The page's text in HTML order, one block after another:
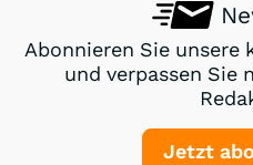
Abonnieren Sie
und verpassen Sie
Jetzt